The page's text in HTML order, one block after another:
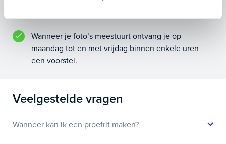
Wanneer je foto’s meestuurt ontvang je op
maandag tot en met vrijdag binnen enkele uren
een voorstel.
Veelgestelde vragen
Wanneer kan ik een proefrit maken?